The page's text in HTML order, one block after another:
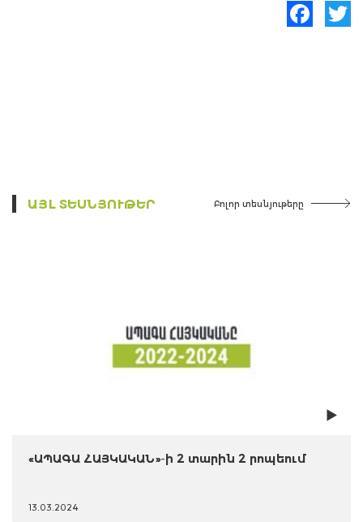
ԱՅԼ ՏԵՍՆՅՈՒԹԵՐ Բոլոր տեսնյութերը
«ԱՊԱԳԱ ՀԱՅԿԱԿԱՆ»-ի 2 տարին 2 րոպեում
13.03.2024